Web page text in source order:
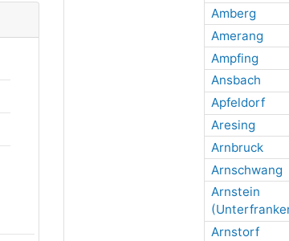
Amberg
Amerang
Ampfing
Ansbach
Apfeldorf
Aresing
Arnbruck
Arnschwang
Arnstein
Arnstorf